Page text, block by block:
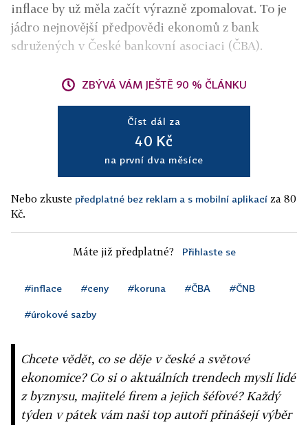
inflace by už měla začít výrazně zpomalovat. To je
jádro nejnovější předpovědi ekonomů z bank
sdružených v České bankovní asociaci (ČBA).
ZBÝVÁ VÁM JEŠTĚ 90 % ČLÁNKU
Číst dál za
40 Kč
na první dva měsíce
Nebo zkuste předplatné bez reklam a s mobilní aplikací za 80
Kč.
Máte již předplatné? Přihlaste se
#inflace #ceny #koruna #ČBA #ČNB
#úrokové sazby
Chcete vědět, co se děje v české a světové
ekonomice? Co si o aktuálních trendech myslí lidé
z byznysu, majitelé firem a jejich šéfové? Každý
týden v pátek vám naši top autoři přinášejí výběr